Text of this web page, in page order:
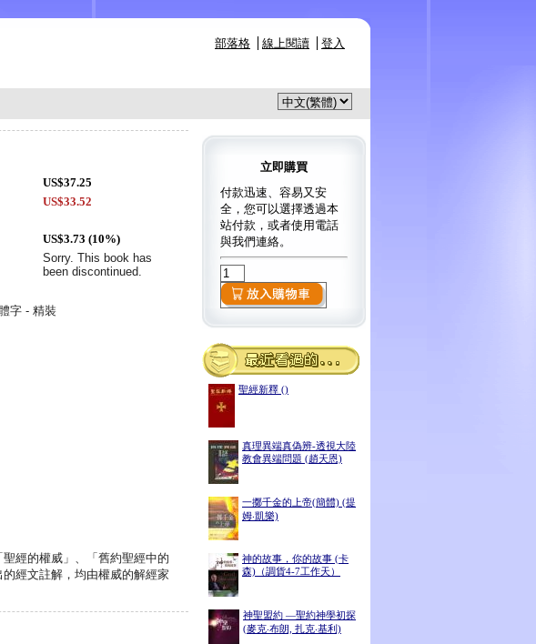
部落格 線上閱讀 登入
立即購買
付款迅速、容易又安
全，您可以選擇透過本
站付款，或者使用電話
與我們連絡。
聖經新釋 ()
真理異端真偽辨-透視大陸
教會異端問題 (趙天恩)
一擲千金的上帝(簡體) (提
姆‧凱樂)
神的故事，你的故事 (卡
森)（調貨4-7工作天）
神聖盟約 ―聖約神學初探
(麥克‧布朗, 扎克‧基利)
US$37.25
US$33.52
US$3.73 (10%)
Sorry. This book has
been discontinued.
字 - 精裝
經的權威」、「舊約聖經中的
經文註解，均由權威的解經家